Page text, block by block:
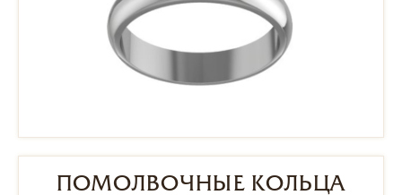
ПОМОЛВОЧНЫЕ КОЛЬЦА